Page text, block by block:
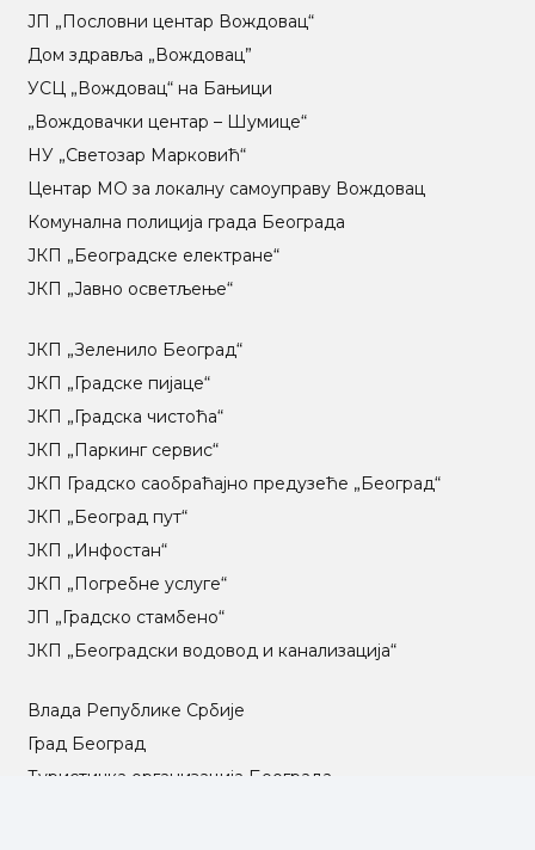
ЈП „Пословни центар Вождовац“
Дом здравља „Вождовац”
УСЦ „Вождовац“ на Бањици
„Вождовачки центар – Шумице“
НУ „Светозар Марковић“
Центар МO за локалну самоуправу Вождовац
Комунална полиција града Београда
ЈКП „Београдске електране“
ЈКП „Јавно осветљење“
ЈКП „Зеленило Београд“
ЈКП „Градске пијаце“
ЈКП „Градска чистоћа“
ЈКП „Паркинг сервис“
ЈКП Градско саобраћајно предузеће „Београд“
ЈКП „Београд пут“
ЈКП „Инфостан“
ЈКП „Погребне услуге“
ЈП „Градско стамбено“
ЈКП „Београдски водовод и канализација“
Влада Републике Србије
Град Београд
Туристичка организација Београда